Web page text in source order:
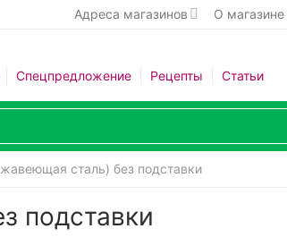
Адреса магазинов О магазине
Спецпредложение Рецепты Статьи
сталь) без подставки
подставки